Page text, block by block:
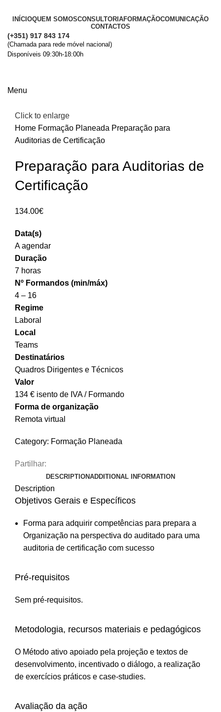
INÍCIOQUEM SOMOSCONSULTORIAFORMAÇÃOCOMUNICAÇÃO
CONTACTOS
(+351) 917 843 174
(Chamada para rede móvel nacional)
Disponíveis 09:30h-18:00h
Menu
Click to enlarge
Home Formação Planeada Preparação para
Auditorias de Certificação
Preparação para Auditorias de
Certificação
134.00€
Data(s)
A agendar
Duração
7 horas
Nº Formandos (min/máx)
4 – 16
Regime
Laboral
Local
Teams
Destinatários
Quadros Dirigentes e Técnicos
Valor
134 € isento de IVA / Formando
Forma de organização
Remota virtual
Category: Formação Planeada
Partilhar:
DESCRIPTIONADDITIONAL INFORMATION
Description
Objetivos Gerais e Específicos
Forma para adquirir competências para prepara a
Organização na perspectiva do auditado para uma
auditoria de certificação com sucesso
Pré-requisitos
Sem pré-requisitos.
Metodologia, recursos materiais e pedagógicos
O Método ativo apoiado pela projeção e textos de
desenvolvimento, incentivado o diálogo, a realização
de exercícios práticos e case-studies.
Avaliação da ação